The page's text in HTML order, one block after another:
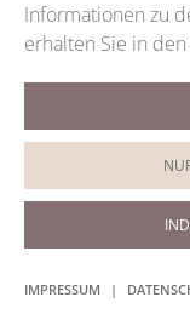
+49 (0)9921 5959
Termine / WhatsApp
0151 200 88028
Informationen zu
erhalten Sie in den
IMPRESSUM |